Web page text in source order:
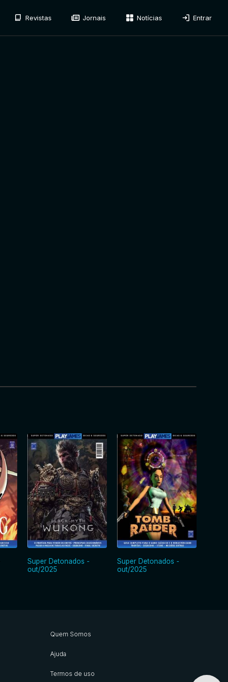
Revistas Jornais Notícias Entrar
Super Detonados -
out/2025
Super Detonados -
out/2025
Quem Somos
Ajuda
Termos de uso